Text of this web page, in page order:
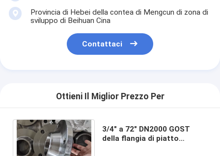
Provincia di Hebei della contea di Mengcun di zona di
sviluppo di Beihuan Cina
Contattaci
Ottieni Il Miglior Prezzo Per
3/4" a 72" DN2000 GOST
della flangia di piatto